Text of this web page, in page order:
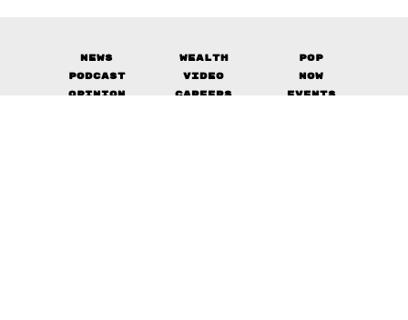
News Wealth
Pop
Podcast
Video
Now
Opinion
Careers
Events